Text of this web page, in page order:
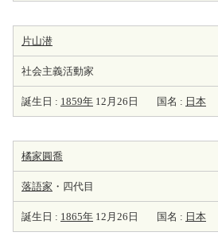
片山潜
社会主義活動家
誕生日 : 1859年 12月26日 国名 : 日本
橘家圓喬
落語家 ・四代目
誕生日 : 1865年 12月26日 国名 : 日本